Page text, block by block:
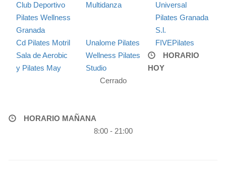
Club Deportivo
Pilates Wellness
Granada
Multidanza
Universal
Pilates Granada
S.l.
Cd Pilates Motril
Unalome Pilates
FIVEPilates
Sala de Aerobic
y Pilates May
Wellness Pilates
Studio
HORARIO
HOY
Cerrado
HORARIO MAÑANA
8:00 - 21:00